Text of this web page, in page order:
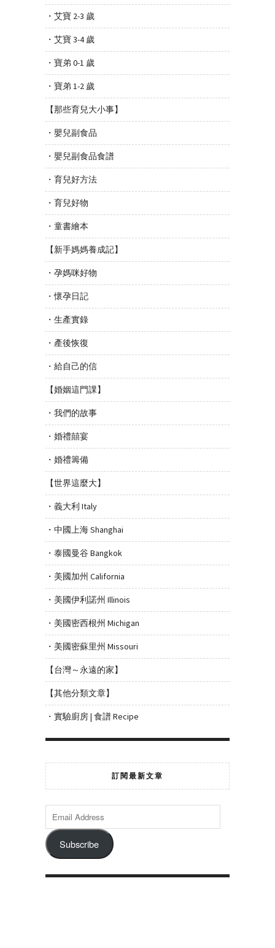
・艾寶 2-3 歲
・艾寶 3-4 歲
・寶弟 0-1 歲
・寶弟 1-2 歲
【那些育兒大小事】
・嬰兒副食品
・嬰兒副食品食譜
・育兒好方法
・育兒好物
・童書繪本
【新手媽媽養成記】
・孕媽咪好物
・懷孕日記
・生產實錄
・產後恢復
・給自己的信
【婚姻這門課】
・我們的故事
・婚禮囍宴
・婚禮籌備
【世界這麼大】
・義大利 Italy
・中國上海 Shanghai
・泰國曼谷 Bangkok
・美國加州 California
・美國伊利諾州 Illinois
・美國密西根州 Michigan
・美國密蘇里州 Missouri
【台灣～永遠的家】
【其他分類文章】
・實驗廚房 | 食譜 Recipe
訂閱最新文章
Subscribe